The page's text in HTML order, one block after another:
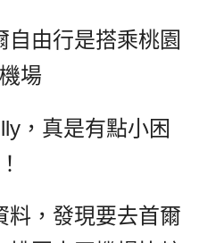
自由行是搭乘桃園
場
，真是有點小困
料，發現要去首爾